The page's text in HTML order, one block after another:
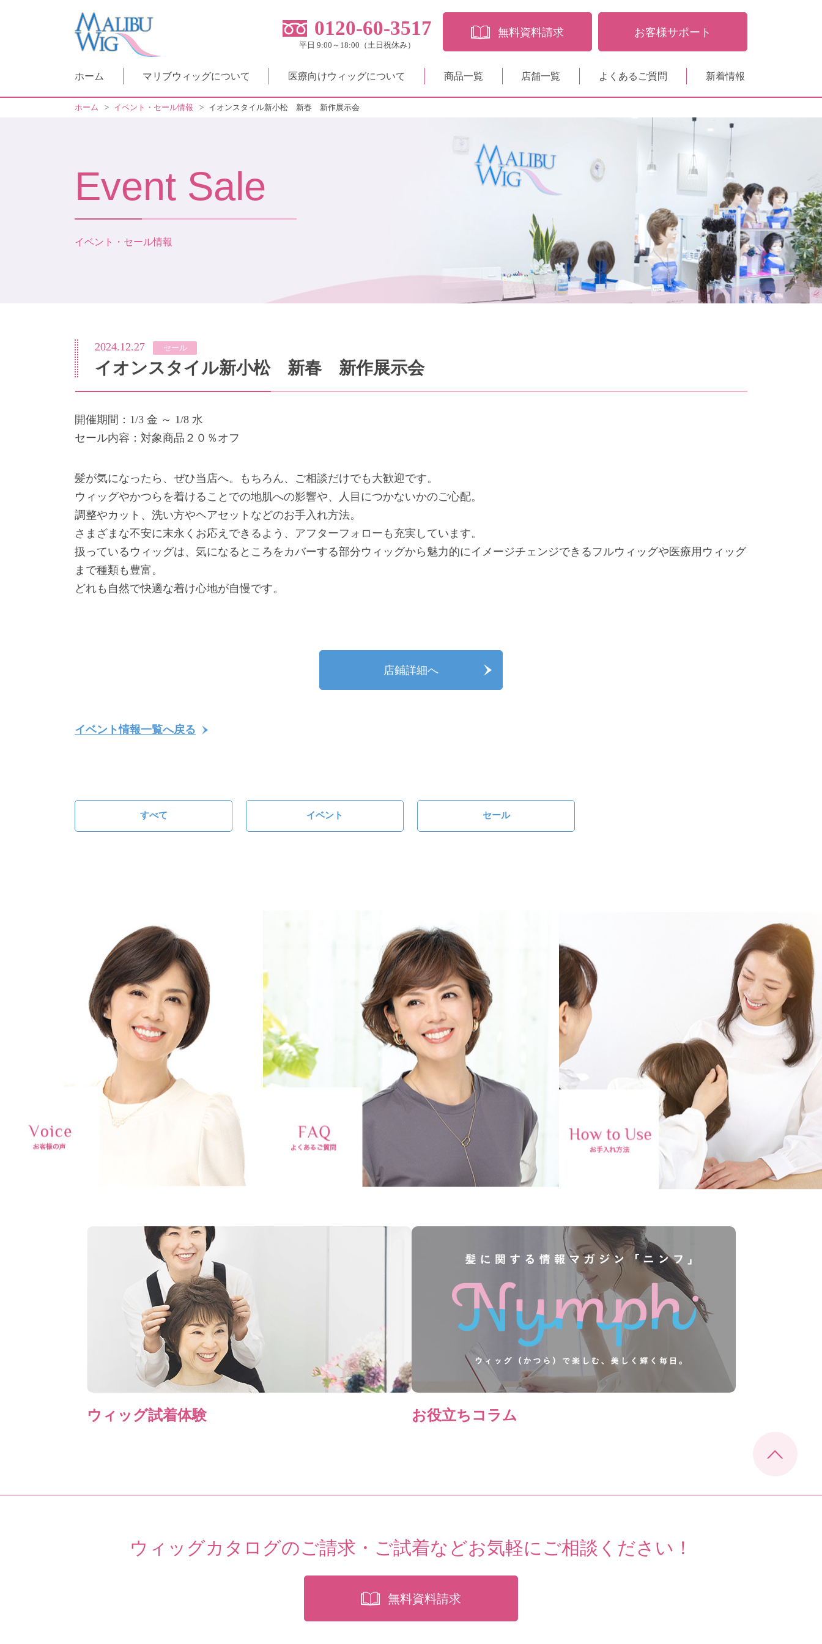
0120-60-3517
平日 9:00～18:00（土日祝休み）
無料資料請求 お客様サポート
ホーム マリブウィッグについて 医療向けウィッグについて 商品一覧 店舗一覧 よくあるご質問 新着情報
ホーム > イベント・セール情報 > イオンスタイル新小松 新春 新作展示会
Event Sale
イベント・セール情報
2024.12.27 セール
イオンスタイル新小松 新春 新作展示会
開催期間：1/3 金 ～ 1/8 水
セール内容：対象商品２０％オフ
髪が気になったら、ぜひ当店へ。もちろん、ご相談だけでも大歓迎です。
ウィッグやかつらを着けることでの地肌への影響や、人目につかないかのご心配。
調整やカット、洗い方やヘアセットなどのお手入れ方法。
さまざまな不安に末永くお応えできるよう、アフターフォローも充実しています。
扱っているウィッグは、気になるところをカバーする部分ウィッグから魅力的にイメージチェンジできるフルウィッグや医療用ウィッグ
まで種類も豊富。
どれも自然で快適な着け心地が自慢です。
店鋪詳細へ
イベント情報一覧へ戻る
すべて イベント セール
ウィッグ試着体験 お役立ちコラム
ウィッグカタログのご請求・ご試着などお気軽にご相談ください！
無料資料請求